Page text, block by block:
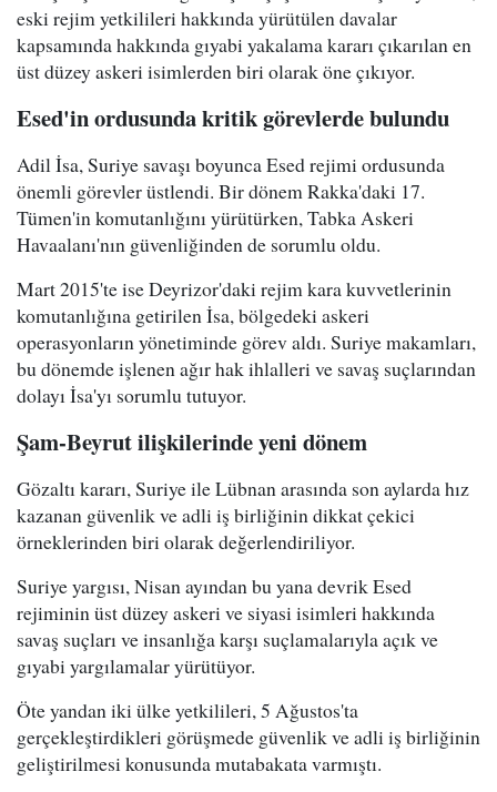
eski rejim yetkilileri hakkında yürütülen davalar
kapsamında hakkında gıyabi yakalama kararı çıkarılan en
üst düzey askeri isimlerden biri olarak öne çıkıyor.
Esed'in ordusunda kritik görevlerde bulundu
Adil İsa, Suriye savaşı boyunca Esed rejimi ordusunda
önemli görevler üstlendi. Bir dönem Rakka'daki 17.
Tümen'in komutanlığını yürütürken, Tabka Askeri
Havaalanı'nın güvenliğinden de sorumlu oldu.
Mart 2015'te ise Deyrizor'daki rejim kara kuvvetlerinin
komutanlığına getirilen İsa, bölgedeki askeri
operasyonların yönetiminde görev aldı. Suriye makamları,
bu dönemde işlenen ağır hak ihlalleri ve savaş suçlarından
dolayı İsa'yı sorumlu tutuyor.
Şam-Beyrut ilişkilerinde yeni dönem
Gözaltı kararı, Suriye ile Lübnan arasında son aylarda hız
kazanan güvenlik ve adli iş birliğinin dikkat çekici
örneklerinden biri olarak değerlendiriliyor.
Suriye yargısı, Nisan ayından bu yana devrik Esed
rejiminin üst düzey askeri ve siyasi isimleri hakkında
savaş suçları ve insanlığa karşı suçlamalarıyla açık ve
gıyabi yargılamalar yürütüyor.
Öte yandan iki ülke yetkilileri, 5 Ağustos'ta
gerçekleştirdikleri görüşmede güvenlik ve adli iş birliğinin
geliştirilmesi konusunda mutabakata varmıştı.